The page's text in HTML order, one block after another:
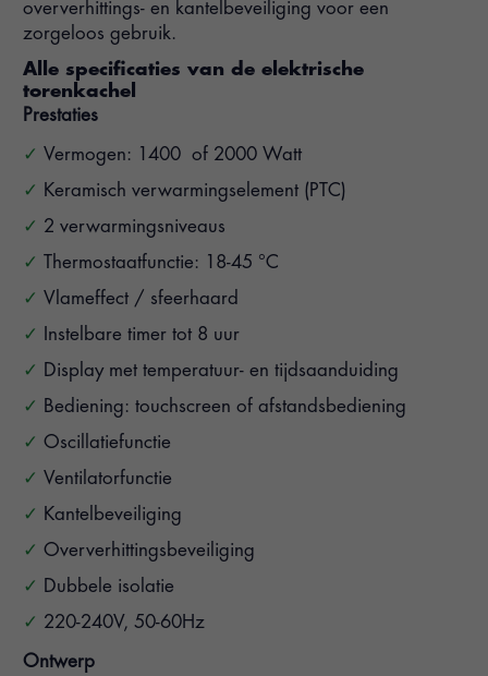
oververhittings- en kantelbeveiliging voor een
zorgeloos gebruik.
Alle specificaties van de elektrische
torenkachel
Prestaties
Vermogen: 1400 of 2000 Watt
Keramisch verwarmingselement (PTC)
2 verwarmingsniveaus
Thermostaatfunctie: 18-45 °C
Vlameffect / sfeerhaard
Instelbare timer tot 8 uur
Display met temperatuur- en tijdsaanduiding
Bediening: touchscreen of afstandsbediening
Oscillatiefunctie
Ventilatorfunctie
Kantelbeveiliging
Oververhittingsbeveiliging
Dubbele isolatie
220-240V, 50-60Hz
Ontwerp